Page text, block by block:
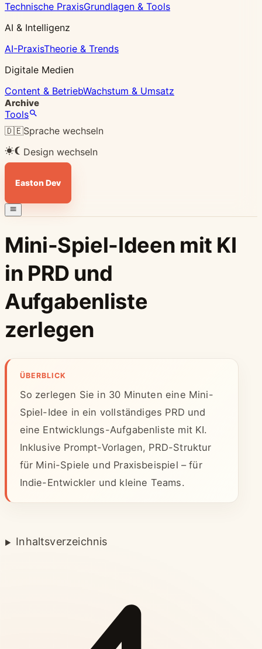
Technische PraxisGrundlagen & Tools
AI & Intelligenz
AI-PraxisTheorie & Trends
Digitale Medien
Content & BetriebWachstum & Umsatz
Archive
Tools
🇩🇪Sprache wechseln
Design wechseln
Easton Dev
Mini-Spiel-Ideen mit KI
in PRD und
Aufgabenliste
zerlegen
ÜBERBLICK
So zerlegen Sie in 30 Minuten eine Mini-
Spiel-Idee in ein vollständiges PRD und
eine Entwicklungs-Aufgabenliste mit KI.
Inklusive Prompt-Vorlagen, PRD-Struktur
für Mini-Spiele und Praxisbeispiel – für
Indie-Entwickler und kleine Teams.
Inhaltsverzeichnis